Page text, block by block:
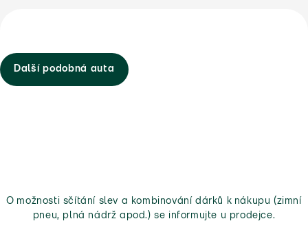
Další podobná auta
O možnosti sčítání slev a kombinování dárků k nákupu (zimní
pneu, plná nádrž apod.) se informujte u prodejce.